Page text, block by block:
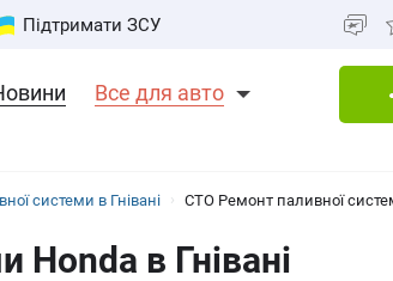
Підтримати ЗСУ
Все для авто
системи в Гнівані СТО Ремонт паливної
в Гнівані